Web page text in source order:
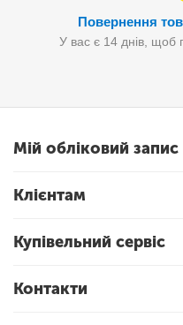
Повернення
У вас є 14 днів, щоб
Мій обліковий запис
Клієнтам
Купівельний сервіс
Контакти